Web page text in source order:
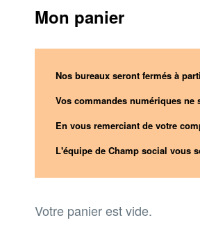
Mon panier
Nos bureaux seront fermés à
Vos commandes numériques ne
En vous remerciant de votre
L'équipe de Champ social vous
Votre panier est vide.